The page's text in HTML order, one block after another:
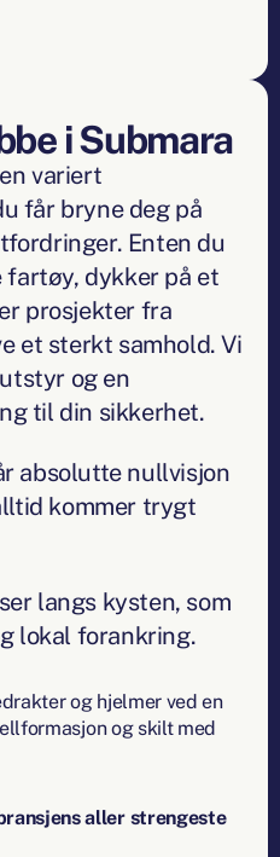
i Submara
variert
får bryne deg på
Enten du
fartøy, dykker på et
prosjekter fra
et sterkt samhold. Vi
og en
til din sikkerhet.
absolutte nullvisjon
kommer trygt
langs kysten, som
lokal forankring.
aller strengeste